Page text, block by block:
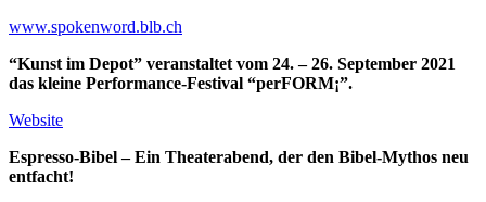
www.spokenword.blb.ch
“Kunst im Depot” veranstaltet vom 24. – 26. September 2021
das kleine Performance-Festival “perFORM¡”.
Website
Espresso-Bibel – Ein Theaterabend, der den Bibel-Mythos neu
entfacht!